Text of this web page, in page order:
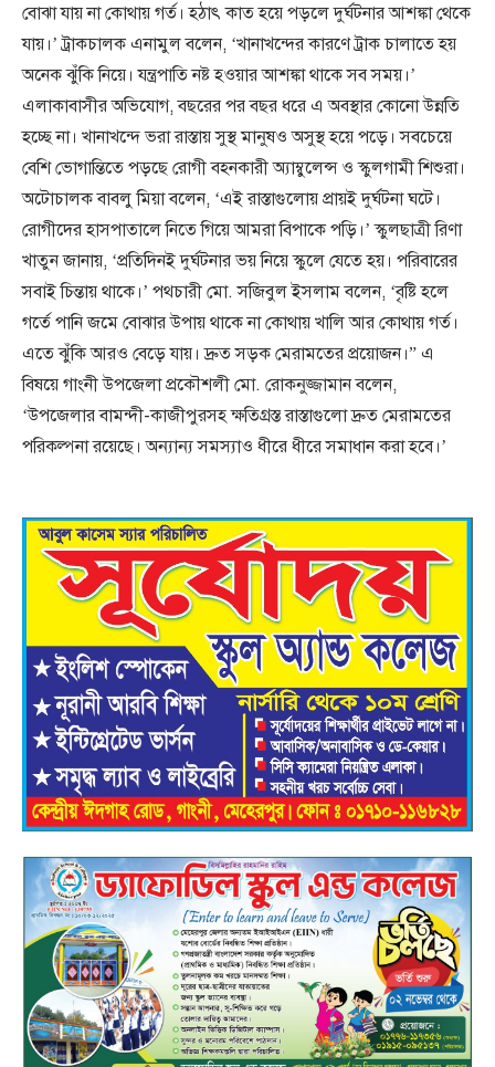
বোঝা যায় না কোথায় গর্ত। হঠাৎ কাত হয়ে পড়লে দুর্ঘটনার আশঙ্কা থেকে
যায়।’ ট্রাকচালক এনামুল বলেন, ‘খানাখন্দের কারণে ট্রাক চালাতে হয়
অনেক ঝুঁকি নিয়ে। যন্ত্রপাতি নষ্ট হওয়ার আশঙ্কা থাকে সব সময়।’
এলাকাবাসীর অভিযোগ, বছরের পর বছর ধরে এ অবস্থার কোনো উন্নতি
হচ্ছে না। খানাখন্দে ভরা রাস্তায় সুস্থ মানুষও অসুস্থ হয়ে পড়ে। সবচেয়ে
বেশি ভোগান্তিতে পড়ছে রোগী বহনকারী অ্যাম্বুলেন্স ও স্কুলগামী শিশুরা।
অটোচালক বাবলু মিয়া বলেন, ‘এই রাস্তাগুলোয় প্রায়ই দুর্ঘটনা ঘটে।
রোগীদের হাসপাতালে নিতে গিয়ে আমরা বিপাকে পড়ি।’ স্কুলছাত্রী রিণা
খাতুন জানায়, ‘প্রতিদিনই দুর্ঘটনার ভয় নিয়ে স্কুলে যেতে হয়। পরিবারের
সবাই চিন্তায় থাকে।’ পথচারী মো. সজিবুল ইসলাম বলেন, ‘বৃষ্টি হলে
গর্তে পানি জমে বোঝার উপায় থাকে না কোথায় খালি আর কোথায় গর্ত।
এতে ঝুঁকি আরও বেড়ে যায়। দ্রুত সড়ক মেরামতের প্রয়োজন।” এ
বিষয়ে গাংনী উপজেলা প্রকৌশলী মো. রোকনুজ্জামান বলেন,
‘উপজেলার বামন্দী-কাজীপুরসহ ক্ষতিগ্রস্ত রাস্তাগুলো দ্রুত মেরামতের
পরিকল্পনা রয়েছে। অন্যান্য সমস্যাও ধীরে ধীরে সমাধান করা হবে।’